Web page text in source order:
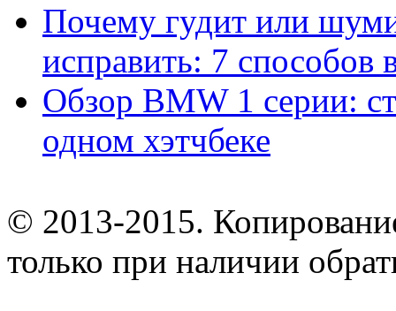
Почему гудит или
исправить: 7 способов
Обзор BMW 1 серии:
одном хэтчбеке
© 2013-2015.
только при наличии